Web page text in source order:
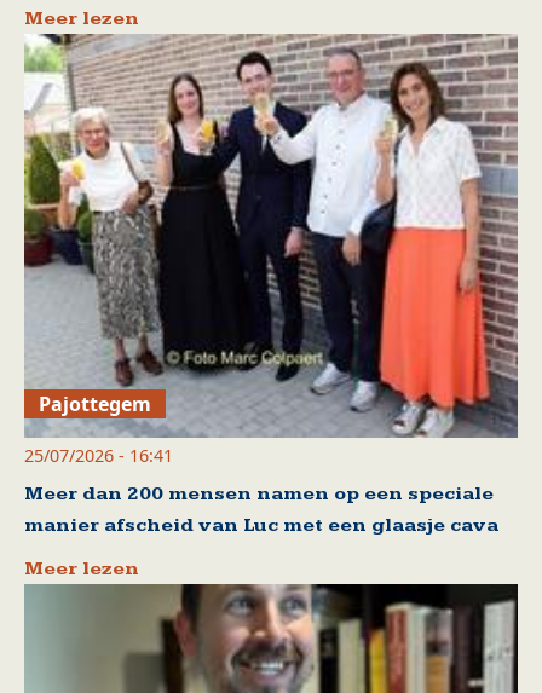
Meer lezen
Pajottegem
25/07/2026 - 16:41
Meer dan 200 mensen namen op een speciale
manier afscheid van Luc met een glaasje cava
Meer lezen